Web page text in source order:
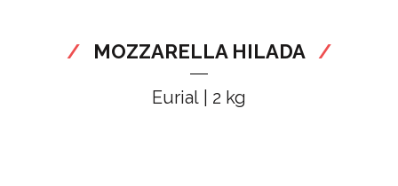
MOZZARELLA HILADA
Eurial | 2 kg